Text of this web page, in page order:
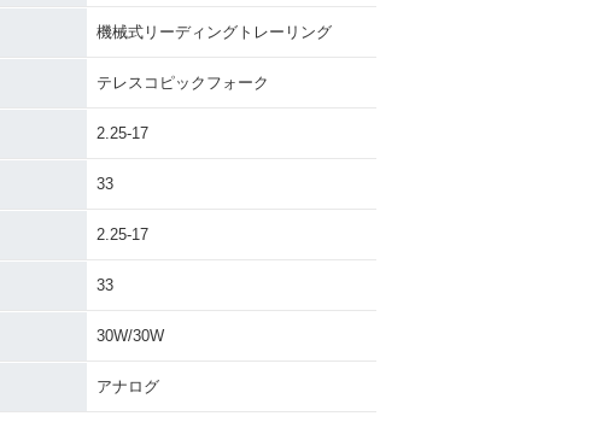
機械式リーディングトレーリング
テレスコピックフォーク
2.25-17
33
2.25-17
33
30W/30W
アナログ